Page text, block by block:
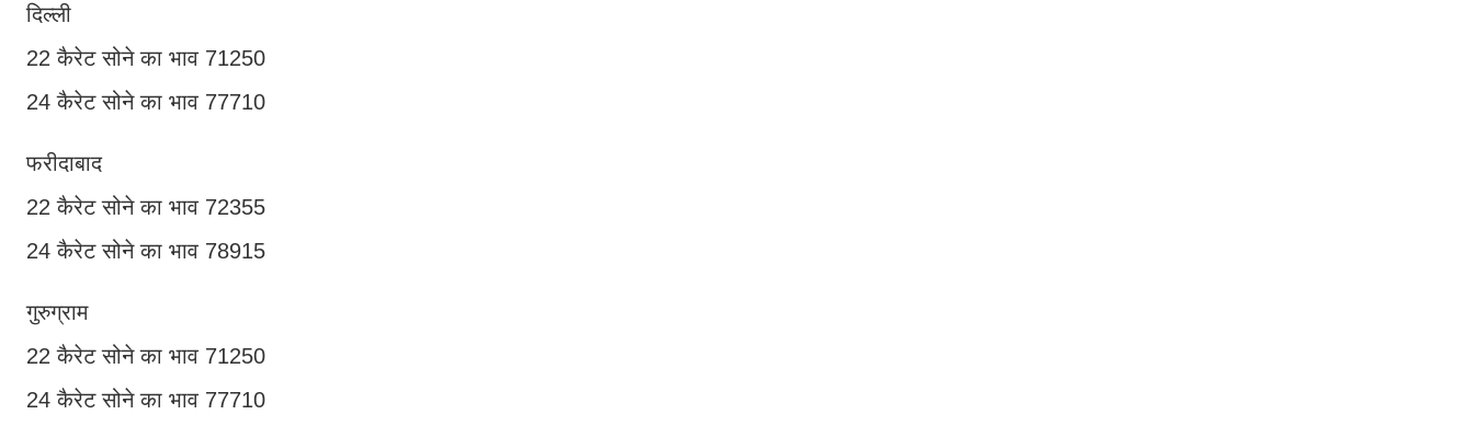
दिल्ली
22 कैरेट सोने का भाव 71250
24 कैरेट सोने का भाव 77710
फरीदाबाद
22 कैरेट सोने का भाव 72355
24 कैरेट सोने का भाव 78915
गुरुग्राम
22 कैरेट सोने का भाव 71250
24 कैरेट सोने का भाव 77710